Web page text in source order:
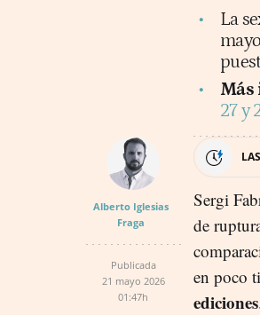
La
27 y
Alberto Iglesias
Fraga
Publicada
21 mayo 2026
01:47h
Sergi
de
en poco
ediciones